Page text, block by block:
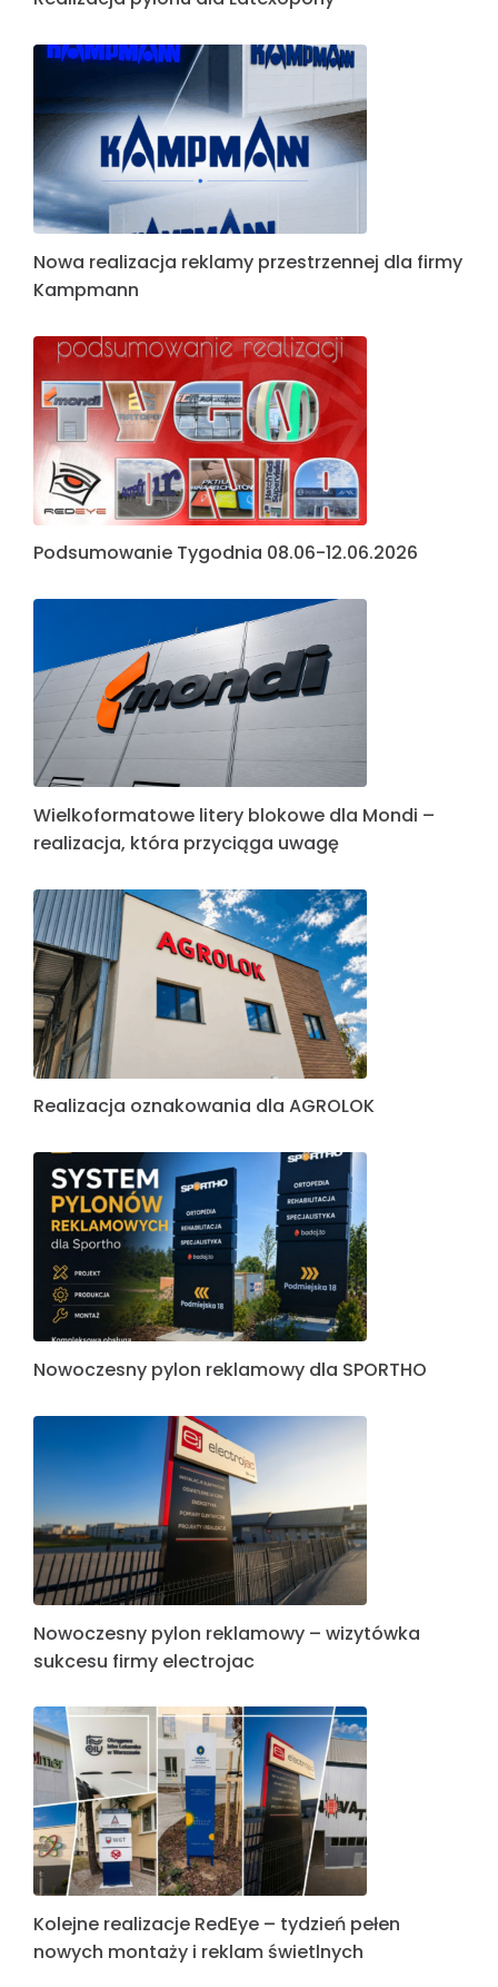
Nowa realizacja reklamy przestrzennej dla firmy
Kampmann
Podsumowanie Tygodnia 08.06-12.06.2026
Wielkoformatowe litery blokowe dla Mondi –
realizacja, która przyciąga uwagę
Realizacja oznakowania dla AGROLOK
Nowoczesny pylon reklamowy dla SPORTHO
Nowoczesny pylon reklamowy – wizytówka
sukcesu firmy electrojac
Kolejne realizacje RedEye – tydzień pełen
nowych montaży i reklam świetlnych